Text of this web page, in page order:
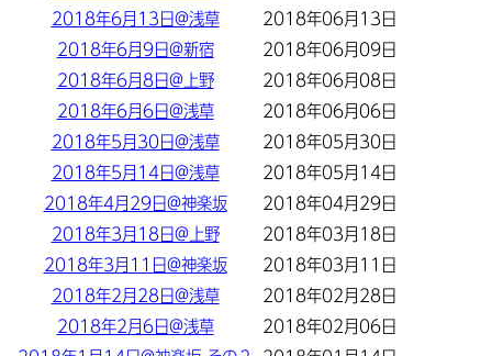
2018年6月13日@浅草
2018年06月13日
2018年6月9日@新宿
2018年06月09日
2018年6月8日@上野
2018年06月08日
2018年6月6日@浅草
2018年06月06日
2018年5月30日@浅草
2018年05月30日
2018年5月14日@浅草
2018年05月14日
2018年4月29日@神楽坂
2018年04月29日
2018年3月18日@上野
2018年03月18日
2018年3月11日@神楽坂
2018年03月11日
2018年2月28日@浅草
2018年02月28日
2018年2月6日@浅草
2018年02月06日